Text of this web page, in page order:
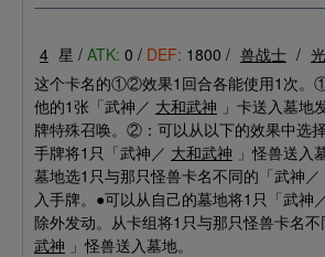
4 星 / ATK: 0 / DEF: 1800 / 兽战士 / 光
这个卡名的①②效果1回合各能使用1次。
他的1张「武神／ 大和武神 」卡送入墓地
牌特殊召唤。②：可以从以下的效果中选
手牌将1只「武神／ 大和武神 」怪兽送入
墓地选1只与那只怪兽卡名不同的「武神／
入手牌。●可以从自己的墓地将1只「武神
除外发动。从卡组将1只与那只怪兽卡名不
武神 」怪兽送入墓地。